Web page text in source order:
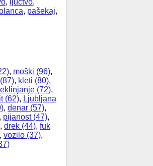
, ljuctvo,
, pašekaj,
, moški (96),
, kleti (80),
(72),
(62), Ljubljana
, denar (57),
, pijanost (47),
, drek (44), fuk
, vozilo (37),